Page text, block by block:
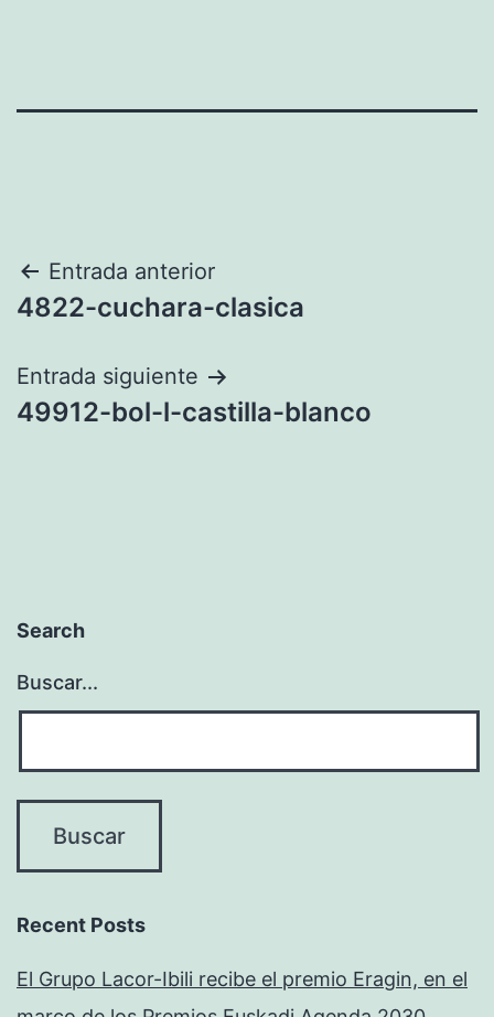
Navegación
de
entradas
Entrada anterior
4822-cuchara-clasica
Entrada siguiente
49912-bol-l-castilla-blanco
Search
Buscar...
Recent Posts
El Grupo Lacor-Ibili recibe el premio Eragin, en el